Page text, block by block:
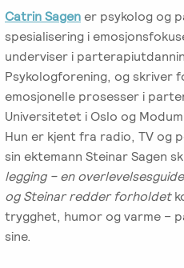
Catrin Sagener psykolog og
spesialisering i
underviser i
Psykologforening, og skriver
emosjonelle prosesser i
Universitetet i Oslo og Modum
Hun er kjent fra radio, TV og
sin ektemann Steinar Sagen
legging – en
og Steinar redder forholdet
trygghet, humor og varme –
sine.